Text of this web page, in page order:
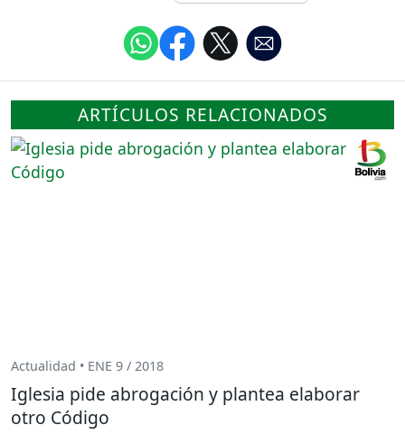
ARTÍCULOS RELACIONADOS
Actualidad • ENE 9 / 2018
Iglesia pide abrogación y plantea elaborar
otro Código